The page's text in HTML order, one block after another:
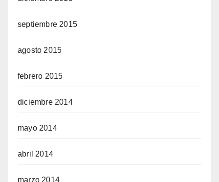
septiembre 2015
agosto 2015
febrero 2015
diciembre 2014
mayo 2014
abril 2014
marzo 2014